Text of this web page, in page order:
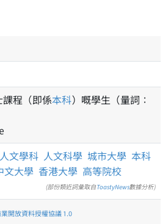
程（即係本科）嘅學生（量詞：
人文學科 人文科學 城市大學 本科
文大學 香港大學 高等院校
(部份類近詞彙取自ToastyNews數據分析)
開放資料授權協議 1.0